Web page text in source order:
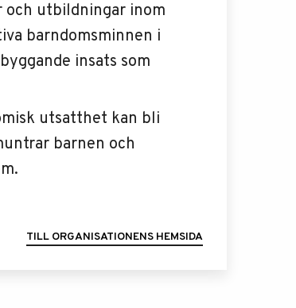
utbildningar inom
barndomsminnen i
insats som
utsatthet kan bli
barnen och
TILL ORGANISATIONENS HEMSIDA